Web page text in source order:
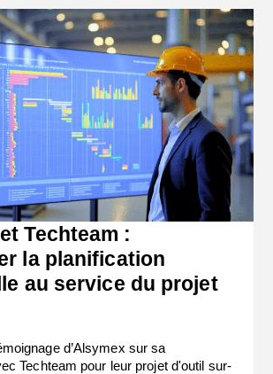
Techteam :
la planification
au service du projet
d’Alsymex sur sa
Techteam pour leur projet d'outil sur-